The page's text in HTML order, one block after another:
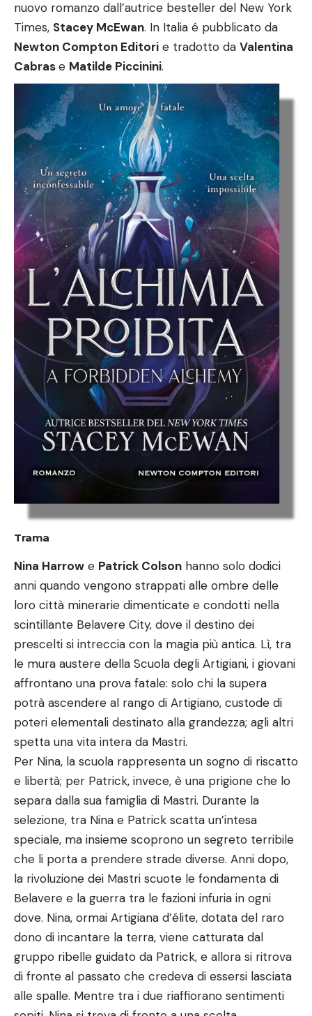
nuovo romanzo dall’autrice besteller del New York
Times, Stacey McEwan. In Italia é pubblicato da
Newton Compton Editori e tradotto da Valentina
Cabrase Matilde Piccinini.
Trama
Nina Harrow e Patrick Colson hanno solo dodici
anni quando vengono strappati alle ombre delle
loro città minerarie dimenticate e condotti nella
scintillante Belavere City, dove il destino dei
prescelti si intreccia con la magia più antica. Lì, tra
le mura austere della Scuola degli Artigiani, i giovani
affrontano una prova fatale: solo chi la supera
potrà ascendere al rango di Artigiano, custode di
poteri elementali destinato alla grandezza; agli altri
spetta una vita intera da Mastri.
Per Nina, la scuola rappresenta un sogno di riscatto
e libertà; per Patrick, invece, è una prigione che lo
separa dalla sua famiglia di Mastri. Durante la
selezione, tra Nina e Patrick scatta un’intesa
speciale, ma insieme scoprono un segreto terribile
che li porta a prendere strade diverse. Anni dopo,
la rivoluzione dei Mastri scuote le fondamenta di
Belavere e la guerra tra le fazioni infuria in ogni
dove. Nina, ormai Artigiana d’élite, dotata del raro
dono di incantare la terra, viene catturata dal
gruppo ribelle guidato da Patrick, e allora si ritrova
di fronte al passato che credeva di essersi lasciata
alle spalle. Mentre tra i due riaffiorano sentimenti